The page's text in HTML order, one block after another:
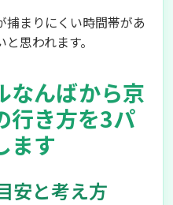
捕まりにくい時間帯があ
思われます。
なんばから京
行き方を3パ
ます
安と考え方